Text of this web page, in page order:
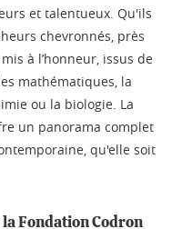
et talentueux. Qu'ils
chevronnés, près
à l’honneur, issus de
mathématiques, la
ou la biologie. La
un panorama complet
qu'elle soit
Fondation Codron